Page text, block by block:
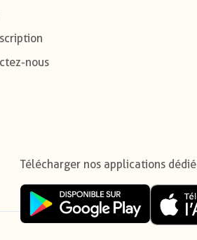
nous
Télécharger nos applications